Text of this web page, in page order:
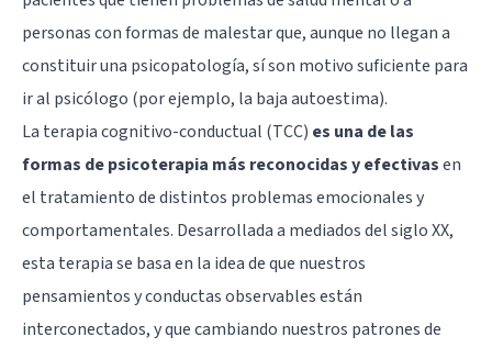
personas con formas de malestar que, aunque no llegan a
constituir una psicopatología, sí son motivo suficiente para
ir al psicólogo (por ejemplo, la baja autoestima).
La terapia cognitivo-conductual (TCC) es una de las
formas de psicoterapia más reconocidas y efectivasen
el tratamiento de distintos problemas emocionales y
comportamentales. Desarrollada a mediados del siglo XX,
esta terapia se basa en la idea de que nuestros
pensamientos y conductas observables están
interconectados, y que cambiando nuestros patrones de